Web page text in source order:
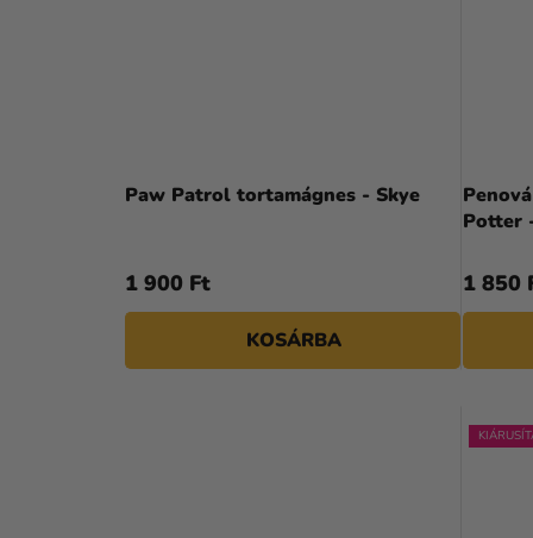
Paw Patrol tortamágnes - Skye
1 900 Ft
KOSÁRBA
Potter
1 850